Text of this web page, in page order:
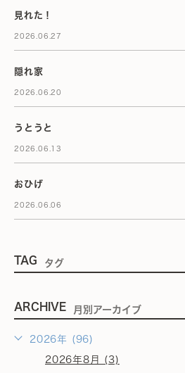
見れた！
2026.06.27
隠れ家
2026.06.20
うとうと
2026.06.13
おひげ
2026.06.06
TAG タグ
ARCHIVE 月別アーカイブ
2026年 (96)
2026年8月 (3)